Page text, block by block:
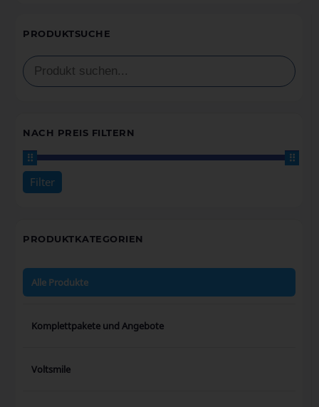
PRODUKTSUCHE
NACH PREIS FILTERN
Filter
PRODUKTKATEGORIEN
Alle Produkte
Komplettpakete und Angebote
Voltsmile